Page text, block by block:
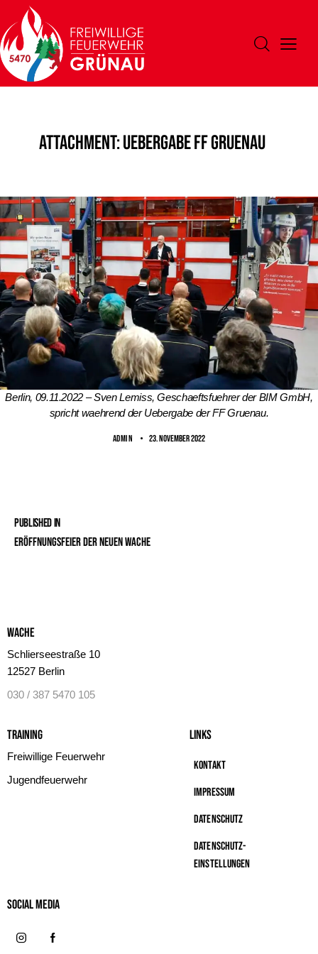
Attachment: Uebergabe FF Gruenau
Berlin, 09.11.2022 – Sven Lemiss, Geschaeftsfuehrer der BIM GmbH,
spricht waehrend der Uebergabe der FF Gruenau.
ADMIN 23. November 2022
Published in
Eröffnungsfeier der neuen Wache
Wache
Schlierseestraße 10
12527 Berlin
030 / 387 5470 105
Training
Freiwillige Feuerwehr
Jugendfeuerwehr
Links
Kontakt
Impressum
Datenschutz
Datenschutz-
Einstellungen
Social MeDIA